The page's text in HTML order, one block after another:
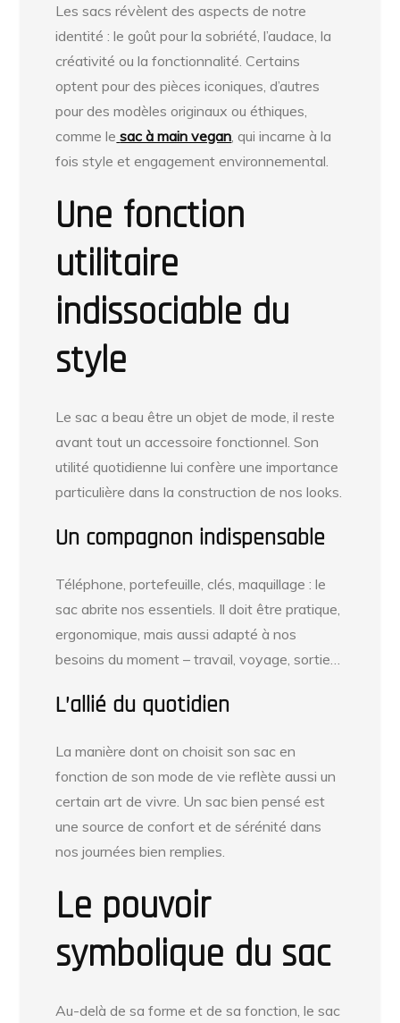
Les sacs révèlent des aspects de notre
identité : le goût pour la sobriété, l’audace, la
créativité ou la fonctionnalité. Certains
optent pour des pièces iconiques, d’autres
pour des modèles originaux ou éthiques,
comme le sac à main vegan , qui incarne à la
fois style et engagement environnemental.
Une fonction
utilitaire
indissociable du
style
Le sac a beau être un objet de mode, il reste
avant tout un accessoire fonctionnel. Son
utilité quotidienne lui confère une importance
particulière dans la construction de nos looks.
Un compagnon indispensable
Téléphone, portefeuille, clés, maquillage : le
sac abrite nos essentiels. Il doit être pratique,
ergonomique, mais aussi adapté à nos
besoins du moment – travail, voyage, sortie…
L’allié du quotidien
La manière dont on choisit son sac en
fonction de son mode de vie reflète aussi un
certain art de vivre. Un sac bien pensé est
une source de confort et de sérénité dans
nos journées bien remplies.
Le pouvoir
symbolique du sac
Au-delà de sa forme et de sa fonction, le sac